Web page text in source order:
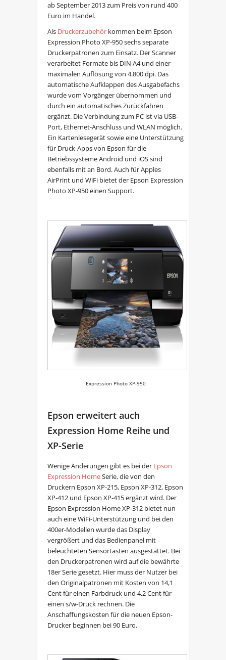
ab September 2013 zum Preis von rund 400
Euro im Handel.
Als Druckerzubehörkommen beim Epson
Expression Photo XP-950 sechs separate
Druckerpatronen zum Einsatz. Der Scanner
verarbeitet Formate bis DIN A4 und einer
maximalen Auflösung von 4.800 dpi. Das
automatische Aufklappen des Ausgabefachs
wurde vom Vorgänger übernommen und
durch ein automatisches Zurückfahren
ergänzt. Die Verbindung zum PC ist via USB-
Port, Ethernet-Anschluss und WLAN möglich.
Ein Kartenlesegerät sowie eine Unterstützung
für Druck-Apps von Epson für die
Betriebssysteme Android und iOS sind
ebenfalls mit an Bord. Auch für Apples
AirPrint und WiFi bietet der Epson Expression
Photo XP-950 einen Support.
Expression Photo XP-950
Epson erweitert auch
Expression Home Reihe und
XP-Serie
Wenige Änderungen gibt es bei der Epson
Expression HomeSerie, die von den
Druckern Epson XP-215, Epson XP-312, Epson
XP-412 und Epson XP-415 ergänzt wird. Der
Epson Expression Home XP-312 bietet nun
auch eine WiFi-Unterstützung und bei den
400er-Modellen wurde das Display
vergrößert und das Bedienpanel mit
beleuchteten Sensortasten ausgestattet. Bei
den Druckerpatronen wird auf die bewährte
18er Serie gesetzt. Hier muss der Nutzer bei
den Originalpatronen mit Kosten von 14,1
Cent für einen Farbdruck und 4,2 Cent für
einen s/w-Druck rechnen. Die
Anschaffungskosten für die neuen Epson-
Drucker beginnen bei 90 Euro.